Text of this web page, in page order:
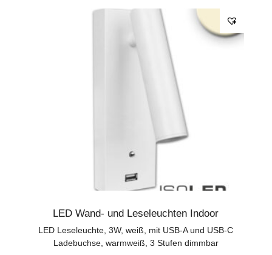
LED Wand- und Leseleuchten Indoor
LED Leseleuchte, 3W, weiß, mit USB-A und USB-C
Ladebuchse, warmweiß, 3 Stufen dimmbar